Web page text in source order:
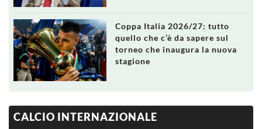
Coppa Italia 2026/27: tutto
quello che c’è da sapere sul
torneo che inaugura la nuova
stagione
CALCIO INTERNAZIONALE